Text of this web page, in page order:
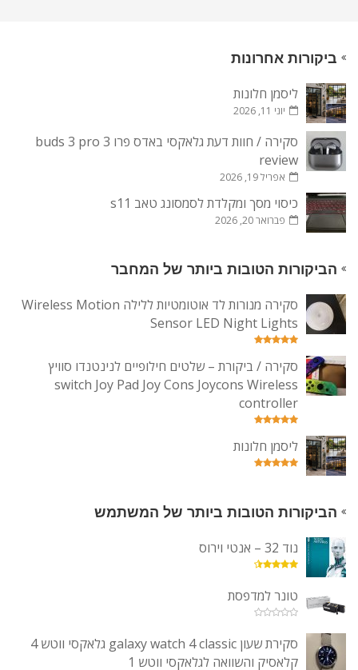
ביקורות אחרונות
ליסמן חלונות
יוני 11, 2026
סקירה / חוות דעת גלאקסי באדס פרו 3 buds 3 pro
review
אפריל 19, 2026
כיסוי מסך ומקלדת לסמסונג טאב s11
פברואר 20, 2026
הביקורות הטובות ביותר של המחבר
סקירה מנורות לד אוטומטיות ללילה Wireless Motion
Sensor LED Night Lights
סקירה / ביקורת – שלטים חילופיים לנינטנדו סוויץ
switch Joy Pad Joy Cons Joycons Wireless
controller
ליסמן חלונות
הביקורות הטובות ביותר של המשתמש
נוד 32 – אנטי וירוס
טונר למדפסת
סקירת שעון galaxy watch 4 classic גלאקסי ווטש 4
קלאסיק והשוואה לגלאקסי ווטש 1